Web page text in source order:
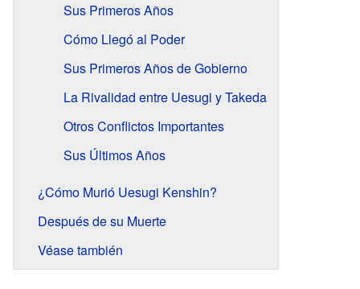
Sus Primeros Años
Cómo Llegó al Poder
Sus Primeros Años de Gobierno
La Rivalidad entre Uesugi y Takeda
Otros Conflictos Importantes
Sus Últimos Años
¿Cómo Murió Uesugi Kenshin?
Después de su Muerte
Véase también